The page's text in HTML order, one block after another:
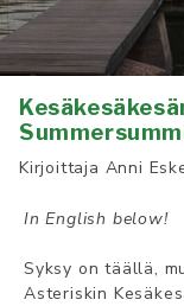
Kirjoittaja Anni
In English below!
Syk­sy on täällä­,
As­te­ris­kin